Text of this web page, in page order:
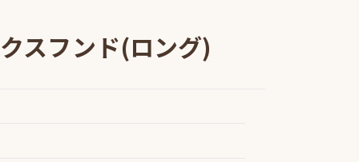
スフンド(ロング)